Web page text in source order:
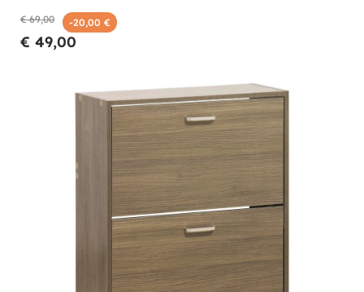
€ 69,00 -20,00 €
€ 49,00